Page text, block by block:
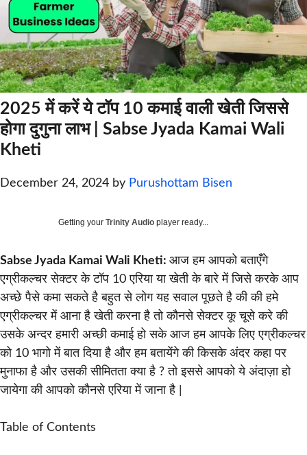
2025 में करें ये टॉप 10 कमाई वाली खेती जिससे
होगा दुगुना लाभ | Sabse Jyada Kamai Wali
Kheti
December 24, 2024 by Purushottam Bisen
Getting your Trinity Audio player ready...
Sabse Jyada Kamai Wali Kheti: आज हम आपको बताएँगे
एग्रीकल्चर सेक्टर के टॉप 10 एरिया या खेती के बारे में जिसे करके आप
अच्छे पैसे कमा सकते है बहुत से लोग यह सवाल पूछते है की की हमे
एग्रीकल्चर में आना है खेती करना है तो कौनसे सेक्टर कू चूसे करे की
उसके अन्दर हमारी अच्छी कमाई हो सके आज हम आपके लिए एग्रीकल्चर
को 10 भागो में बात दिया है और हम बतायेंगे की किसके अंदर कहा पर
मुनाफा है और उसकी सीमितता क्या है ? तो इससे आपको ये अंदाज़ा हो
जायेगा की आपको कौनसे एरिया में जाना है |
Table of Contents